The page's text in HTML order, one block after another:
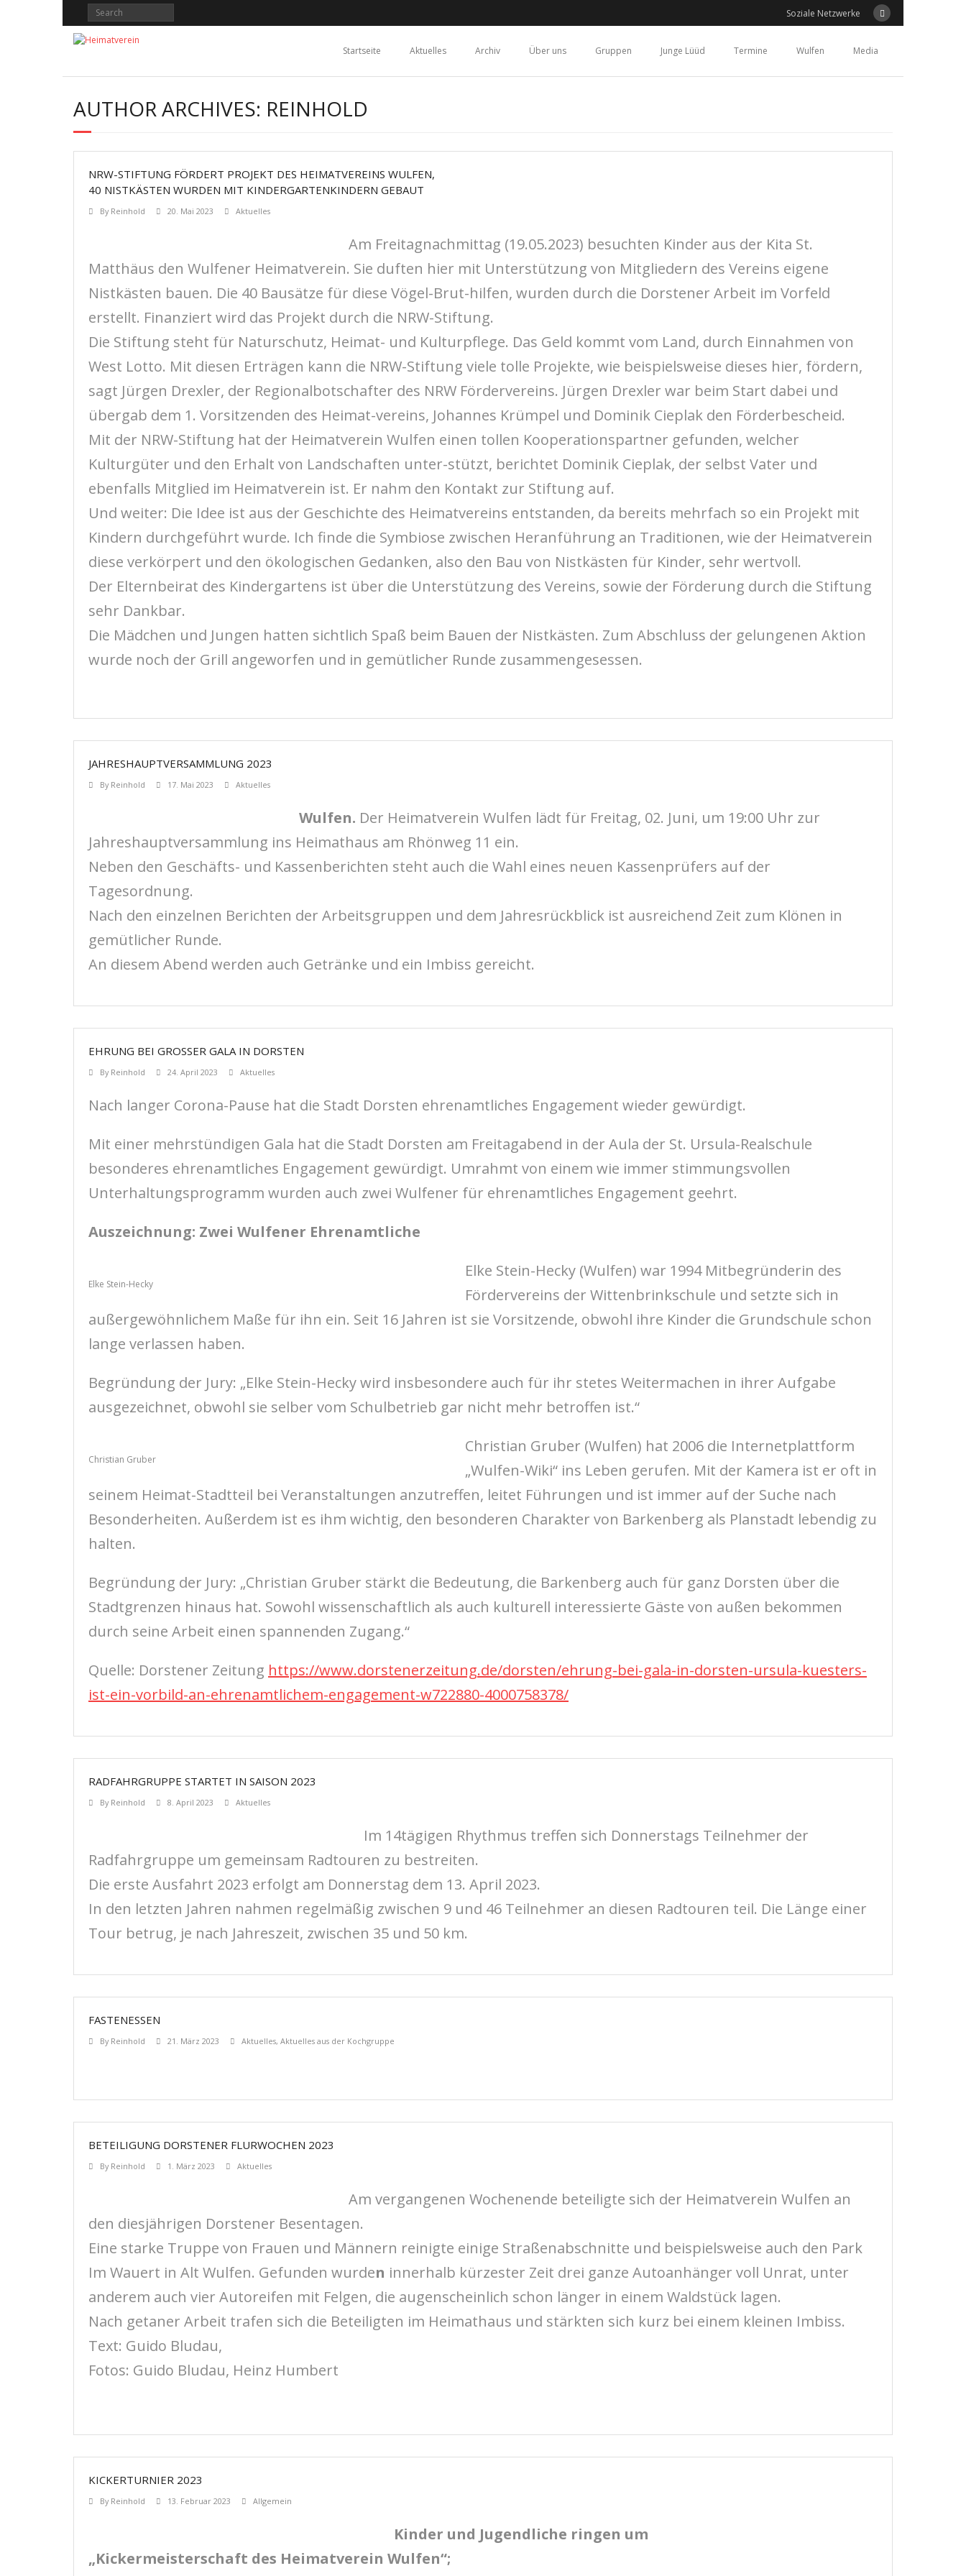
content
Soziale Netzwerke
Startseite Aktuelles Archiv Über uns Gruppen Junge Lüüd Termine Wulfen Media
AUTHOR ARCHIVES: REINHOLD
NRW-STIFTUNG FÖRDERT PROJEKT DES HEIMATVEREINS WULFEN,
40 NISTKÄSTEN WURDEN MIT KINDERGARTENKINDERN GEBAUT
By Reinhold 20. Mai 2023 Aktuelles
Am Freitagnachmittag (19.05.2023) besuchten Kinder aus der Kita St.
Matthäus den Wulfener Heimatverein. Sie duften hier mit Unterstützung von Mitgliedern des Vereins eigene
Nistkästen bauen. Die 40 Bausätze für diese Vögel-Brut-hilfen, wurden durch die Dorstener Arbeit im Vorfeld
erstellt. Finanziert wird das Projekt durch die NRW-Stiftung.
Die Stiftung steht für Naturschutz, Heimat- und Kulturpflege. Das Geld kommt vom Land, durch Einnahmen von
West Lotto. Mit diesen Erträgen kann die NRW-Stiftung viele tolle Projekte, wie beispielsweise dieses hier, fördern,
sagt Jürgen Drexler, der Regionalbotschafter des NRW Fördervereins. Jürgen Drexler war beim Start dabei und
übergab dem 1. Vorsitzenden des Heimat-vereins, Johannes Krümpel und Dominik Cieplak den Förderbescheid.
Mit der NRW-Stiftung hat der Heimatverein Wulfen einen tollen Kooperationspartner gefunden, welcher
Kulturgüter und den Erhalt von Landschaften unter-stützt, berichtet Dominik Cieplak, der selbst Vater und
ebenfalls Mitglied im Heimatverein ist. Er nahm den Kontakt zur Stiftung auf.
Und weiter: Die Idee ist aus der Geschichte des Heimatvereins entstanden, da bereits mehrfach so ein Projekt mit
Kindern durchgeführt wurde. Ich finde die Symbiose zwischen Heranführung an Traditionen, wie der Heimatverein
diese verkörpert und den ökologischen Gedanken, also den Bau von Nistkästen für Kinder, sehr wertvoll.
Der Elternbeirat des Kindergartens ist über die Unterstützung des Vereins, sowie der Förderung durch die Stiftung
sehr Dankbar.
Die Mädchen und Jungen hatten sichtlich Spaß beim Bauen der Nistkästen. Zum Abschluss der gelungenen Aktion
wurde noch der Grill angeworfen und in gemütlicher Runde zusammengesessen.
JAHRESHAUPTVERSAMMLUNG 2023
By Reinhold 17. Mai 2023 Aktuelles
Wulfen. Der Heimatverein Wulfen lädt für Freitag, 02. Juni, um 19:00 Uhr zur
Jahreshauptversammlung ins Heimathaus am Rhönweg 11 ein.
Neben den Geschäfts- und Kassenberichten steht auch die Wahl eines neuen Kassenprüfers auf der
Tagesordnung.
Nach den einzelnen Berichten der Arbeitsgruppen und dem Jahresrückblick ist ausreichend Zeit zum Klönen in
gemütlicher Runde.
An diesem Abend werden auch Getränke und ein Imbiss gereicht.
EHRUNG BEI GROSSER GALA IN DORSTEN
By Reinhold 24. April 2023 Aktuelles
Nach langer Corona-Pause hat die Stadt Dorsten ehrenamtliches Engagement wieder gewürdigt.
Mit einer mehrstündigen Gala hat die Stadt Dorsten am Freitagabend in der Aula der St. Ursula-Realschule
besonderes ehrenamtliches Engagement gewürdigt. Umrahmt von einem wie immer stimmungsvollen
Unterhaltungsprogramm wurden auch zwei Wulfener für ehrenamtliches Engagement geehrt.
Auszeichnung: Zwei Wulfener Ehrenamtliche
Elke Stein-Hecky
Elke Stein-Hecky (Wulfen) war 1994 Mitbegründerin des
Fördervereins der Wittenbrinkschule und setzte sich in
außergewöhnlichem Maße für ihn ein. Seit 16 Jahren ist sie Vorsitzende, obwohl ihre Kinder die Grundschule schon
lange verlassen haben.
Begründung der Jury: „Elke Stein-Hecky wird insbesondere auch für ihr stetes Weitermachen in ihrer Aufgabe
ausgezeichnet, obwohl sie selber vom Schulbetrieb gar nicht mehr betroffen ist.“
Christian Gruber
Christian Gruber (Wulfen) hat 2006 die Internetplattform
„Wulfen-Wiki“ ins Leben gerufen. Mit der Kamera ist er oft in
seinem Heimat-Stadtteil bei Veranstaltungen anzutreffen, leitet Führungen und ist immer auf der Suche nach
Besonderheiten. Außerdem ist es ihm wichtig, den besonderen Charakter von Barkenberg als Planstadt lebendig zu
halten.
Begründung der Jury: „Christian Gruber stärkt die Bedeutung, die Barkenberg auch für ganz Dorsten über die
Stadtgrenzen hinaus hat. Sowohl wissenschaftlich als auch kulturell interessierte Gäste von außen bekommen
durch seine Arbeit einen spannenden Zugang.“
Quelle: Dorstener Zeitung https://www.dorstenerzeitung.de/dorsten/ehrung-bei-gala-in-dorsten-ursula-kuesters-
ist-ein-vorbild-an-ehrenamtlichem-engagement-w722880-4000758378/
RADFAHRGRUPPE STARTET IN SAISON 2023
By Reinhold 8. April 2023 Aktuelles
Im 14tägigen Rhythmus treffen sich Donnerstags Teilnehmer der
Radfahrgruppe um gemeinsam Radtouren zu bestreiten.
Die erste Ausfahrt 2023 erfolgt am Donnerstag dem 13. April 2023.
In den letzten Jahren nahmen regelmäßig zwischen 9 und 46 Teilnehmer an diesen Radtouren teil. Die Länge einer
Tour betrug, je nach Jahreszeit, zwischen 35 und 50 km.
FASTENESSEN
By Reinhold 21. März 2023 Aktuelles, Aktuelles aus der Kochgruppe
BETEILIGUNG DORSTENER FLURWOCHEN 2023
By Reinhold 1. März 2023 Aktuelles
Am vergangenen Wochenende beteiligte sich der Heimatverein Wulfen an
den diesjährigen Dorstener Besentagen.
Eine starke Truppe von Frauen und Männern reinigte einige Straßenabschnitte und beispielsweise auch den Park
Im Wauert in Alt Wulfen. Gefunden wurden innerhalb kürzester Zeit drei ganze Autoanhänger voll Unrat, unter
anderem auch vier Autoreifen mit Felgen, die augenscheinlich schon länger in einem Waldstück lagen.
Nach getaner Arbeit trafen sich die Beteiligten im Heimathaus und stärkten sich kurz bei einem kleinen Imbiss.
Text: Guido Bludau,
Fotos: Guido Bludau, Heinz Humbert
KICKERTURNIER 2023
By Reinhold 13. Februar 2023 Allgemein
Kinder und Jugendliche ringen um
„Kickermeisterschaft des Heimatverein Wulfen“;